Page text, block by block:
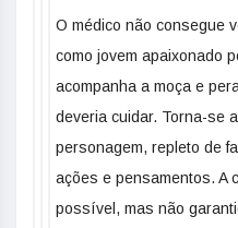
O médico não consegue
como jovem apaixonado
acompanha a moça e
deveria cuidar. Torna-se
personagem, repleto de
ações e pensamentos. A
possível, mas não